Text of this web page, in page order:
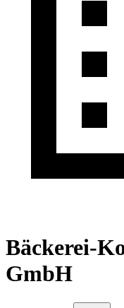
Bäckerei-
GmbH